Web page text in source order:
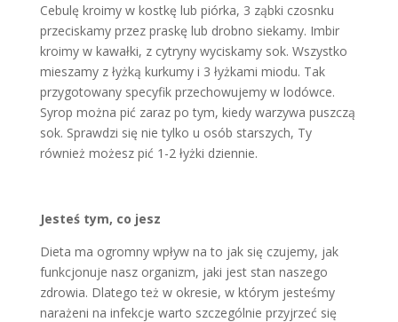
Cebulę kroimy w kostkę lub piórka, 3 ząbki czosnku
przeciskamy przez praskę lub drobno siekamy. Imbir
kroimy w kawałki, z cytryny wyciskamy sok. Wszystko
mieszamy z łyżką kurkumy i 3 łyżkami miodu. Tak
przygotowany specyfik przechowujemy w lodówce.
Syrop można pić zaraz po tym, kiedy warzywa puszczą
sok. Sprawdzi się nie tylko u osób starszych, Ty
również możesz pić 1-2 łyżki dziennie.
Jesteś tym, co jesz
Dieta ma ogromny wpływ na to jak się czujemy, jak
funkcjonuje nasz organizm, jaki jest stan naszego
zdrowia. Dlatego też w okresie, w którym jesteśmy
narażeni na infekcje warto szczególnie przyjrzeć się